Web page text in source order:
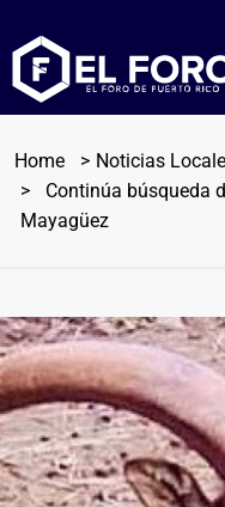
Home
Noticias
Continúa búsqueda
Mayagüez